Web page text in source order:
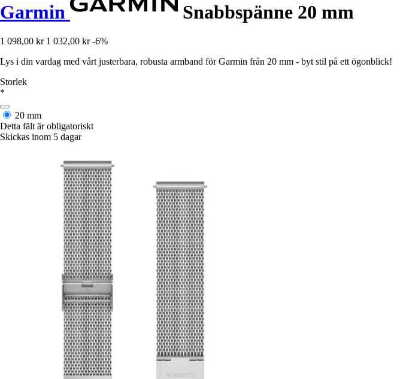
Garmin Snabbspänne 20 mm
1 098,00 kr 1 032,00 kr -6%
Lys i din vardag med vårt justerbara, robusta armband för Garmin från 20 mm - byt stil på ett ögonblick!
Storlek
*
20 mm
Detta fält är obligatoriskt
Skickas inom 5 dagar